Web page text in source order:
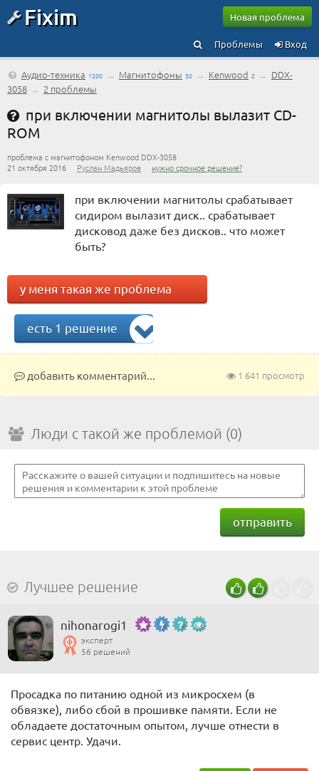
Fixim Новая проблема
Вход
Проблемы
Аудио-техника 1200 → Магнитофоны 30 → Kenwood 2 → DDX-
3058 → 2 проблемы
при включении магнитолы вылазит CD-
ROM
проблема с магнитофоном Kenwood DDX-3058
21 октября 2016 Руслан Мадьяров нужно срочное решение?
при включении магнитолы срабатывает
сидиром вылазит диск.. срабатывает
дисковод даже без дисков.. что может
быть?
у меня такая же проблема
есть 1 решение
1 641 просмотр
добавить комментарий...
Люди с такой же проблемой (0)
отправить
Лучшее решение
nihonarogi1
эксперт
56 решений
Просадка по питанию одной из микросхем (в
обвязке), либо сбой в прошивке памяти. Если не
обладаете достаточным опытом, лучше отнести в
сервис центр. Удачи.